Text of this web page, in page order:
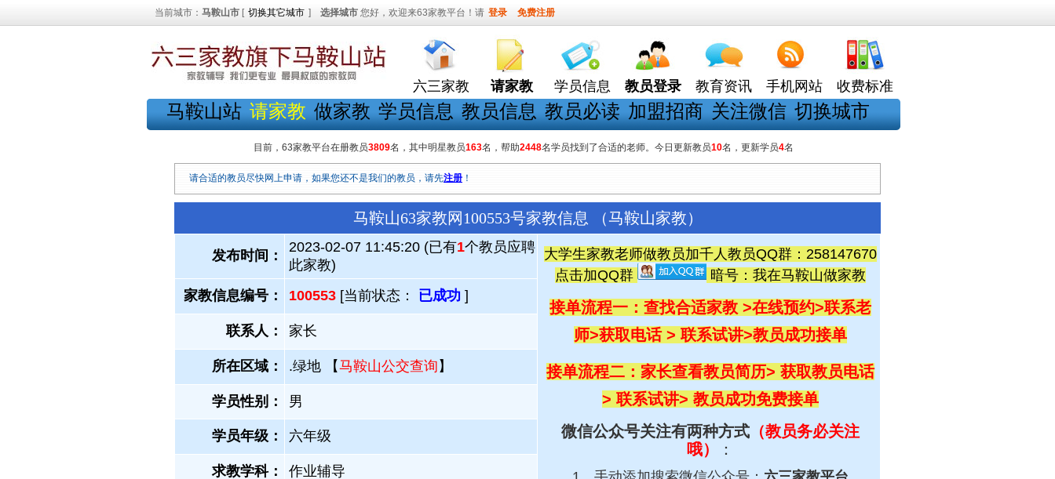
当前城市： 马鞍山市 [ 切换其它城市 ] 选择城市 您好，欢迎来63家教平台！请 登录 免费注册
六三家教 请家教 学员信息 教员登录 教育资讯 手机网站 收费标准
马鞍山站 请家教 做家教 学员信息 教员信息 教员必读 加盟招商 关注微信 切换城市
目前，63家教平台在册教员3809名，其中明星教员163名，帮助2448名学员找到了合适的老师。今日更新教员10名，更新学员4名
请合适的教员尽快网上申请，如果您还不是我们的教员，请先注册 ！
马鞍山63家教网100553号家教信息 （马鞍山家教）
发布时间：
2023-02-07 11:45:20 (已有1个教员应聘
此家教)
大学生家教老师做教员加千人教员QQ群：258147670
点击加QQ群
暗号：我在马鞍山做家教
接单流程一：查找合适家教 >在线预约>联系老
师>获取电话 > 联系试讲>教员成功接单
接单流程二：家长查看教员简历> 获取教员电话
> 联系试讲> 教员成功免费接单
微信公众号关注有两种方式（教员务必关注
哦）
：
家教信息编号： 100553 [当前状态： 已成功 ]
联系人： 家长
所在区域： .绿地 【马鞍山公交查询 】
学员性别： 男
学员年级： 六年级
求教学科： 作业辅导